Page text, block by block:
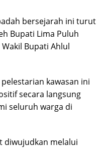
bersejarah ini turut
Bupati Lima Puluh
Bupati Ahlul
kawasan ini
secara langsung
seluruh warga di
diwujudkan melalui